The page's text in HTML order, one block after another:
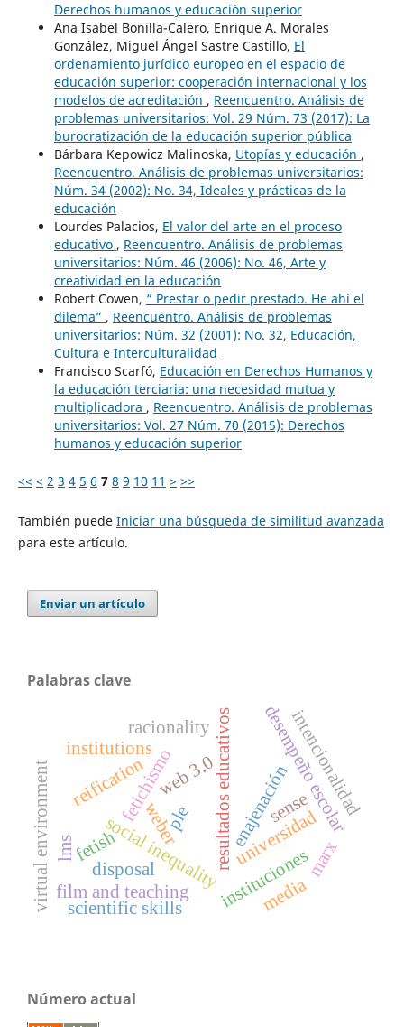
Derechos humanos y educación superior
Ana Isabel Bonilla-Calero, Enrique A. Morales
González, Miguel Ángel Sastre Castillo, El
ordenamiento jurídico europeo en el espacio de
educación superior: cooperación internacional y los
modelos de acreditación , Reencuentro. Análisis de
problemas universitarios: Vol. 29 Núm. 73 (2017): La
burocratización de la educación superior pública
Bárbara Kepowicz Malinoska, Utopías y educación ,
Reencuentro. Análisis de problemas universitarios:
Núm. 34 (2002): No. 34, Ideales y prácticas de la
educación
Lourdes Palacios, El valor del arte en el proceso
educativo , Reencuentro. Análisis de problemas
universitarios: Núm. 46 (2006): No. 46, Arte y
creatividad en la educación
Robert Cowen, “ Prestar o pedir prestado. He ahí el
dilema” , Reencuentro. Análisis de problemas
universitarios: Núm. 32 (2001): No. 32, Educación,
Cultura e Interculturalidad
Francisco Scarfó, Educación en Derechos Humanos y
la educación terciaria: una necesidad mutua y
multiplicadora , Reencuentro. Análisis de problemas
universitarios: Vol. 27 Núm. 70 (2015): Derechos
humanos y educación superior
<< < 2 3 4 5 6 7 8 9 10 11 > >>
También puede Iniciar una búsqueda de similitud avanzada
para este artículo.
Enviar un artículo
Palabras clave
universidad
fetichismo resultados educativos desempeño escolar
social inequality
racionality
weber
institutions
instituciones
fetish
disposal
reification enajenación
marx
media
film and teaching
scientific skills
virtual environment ple
lms
web 3.0
senseintencionalidad
Número actual